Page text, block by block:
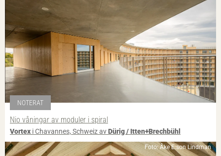
NOTERAT
Nio våningar av moduler i spiral
Vortex i Chavannes, Schweiz avDürig / Itten+Brechbühl
Foto: Åke E:son Lindman